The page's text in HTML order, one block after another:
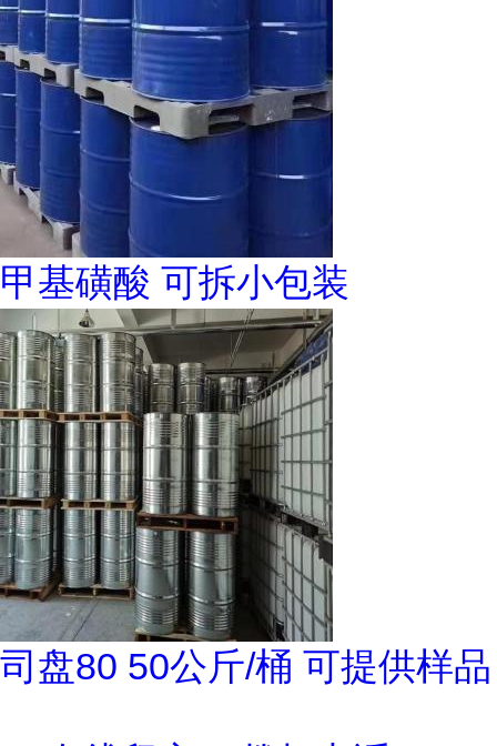
甲基磺酸 可拆小包装
司盘80 50公斤/桶 可提供样品